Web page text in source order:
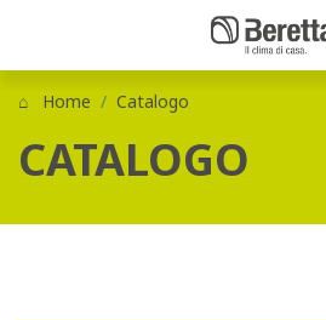
Home Catalogo
CATALOGO